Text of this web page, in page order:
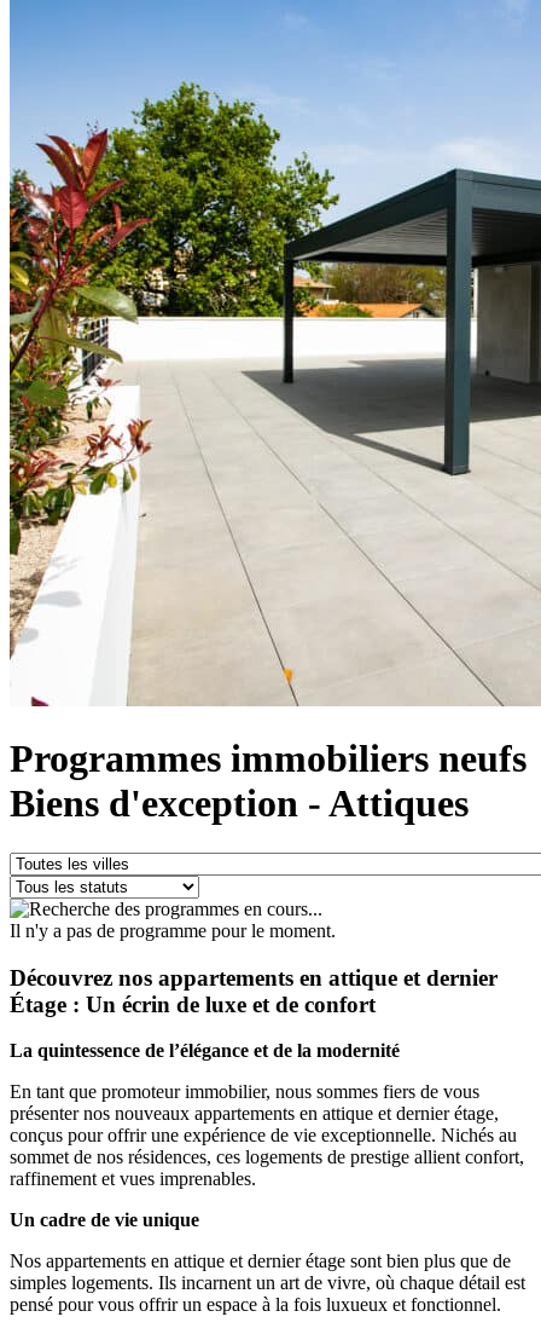
Programmes immobiliers neufs
Biens d'exception - Attiques
Il n'y a pas de programme pour le moment.
Découvrez nos appartements en attique et dernier
Étage : Un écrin de luxe et de confort
La quintessence de l’élégance et de la modernité
En tant que promoteur immobilier, nous sommes fiers de vous
présenter nos nouveaux appartements en attique et dernier étage,
conçus pour offrir une expérience de vie exceptionnelle. Nichés au
sommet de nos résidences, ces logements de prestige allient confort,
raffinement et vues imprenables.
Un cadre de vie unique
Nos appartements en attique et dernier étage sont bien plus que de
simples logements. Ils incarnent un art de vivre, où chaque détail est
pensé pour vous offrir un espace à la fois luxueux et fonctionnel.